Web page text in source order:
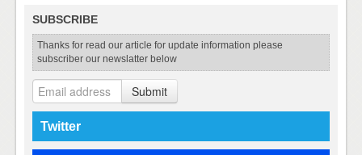
SUBSCRIBE
Thanks for read our article for update information please
subscriber our newslatter below
Submit
Twitter